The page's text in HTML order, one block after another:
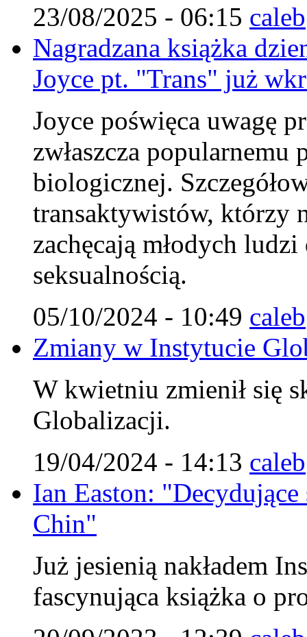
23/08/2025 - 06:15 caleb
Nagradzana książka
Joyce pt. "Trans" już
Joyce poświęca uwagę
zwłaszcza
biologicznej.
transaktywistów, którzy
zachęcają młodych
seksualnością.
05/10/2024 - 10:49 caleb
Zmiany w Instytucie
W kwietniu zmienił się
Globalizacji.
19/04/2024 - 14:13 caleb
Ian Easton:
Chin"
Już jesienią nakładem
fascynująca książka o